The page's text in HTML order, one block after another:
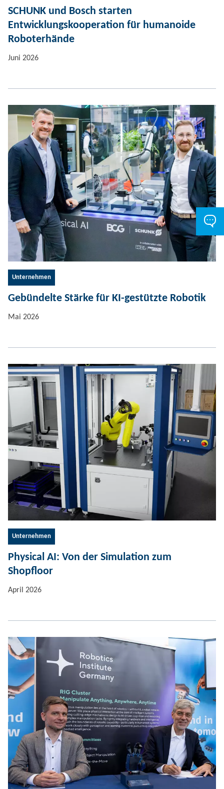
SCHUNK und Bosch starten
Entwicklungskooperation für humanoide
Roboterhände
Juni 2026
Unternehmen
Gebündelte Stärke für KI-gestützte Robotik
Mai 2026
Unternehmen
Physical AI: Von der Simulation zum
Shopfloor
April 2026